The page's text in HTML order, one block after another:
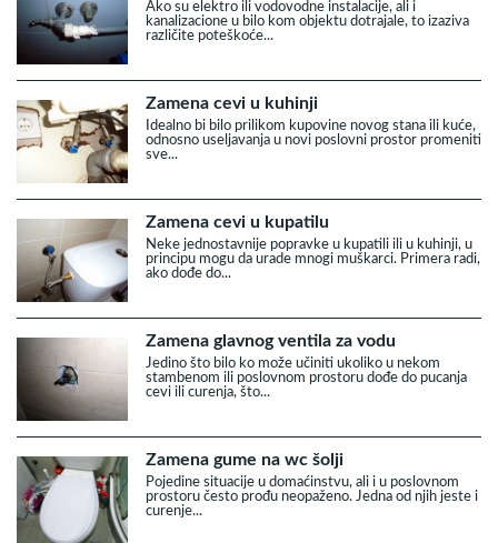
Ako su elektro ili vodovodne instalacije, ali i
kanalizacione u bilo kom objektu dotrajale, to izaziva
različite poteškoće...
Zamena cevi u kuhinji
Idealno bi bilo prilikom kupovine novog stana ili kuće,
odnosno useljavanja u novi poslovni prostor promeniti
sve...
Zamena cevi u kupatilu
Neke jednostavnije popravke u kupatili ili u kuhinji, u
principu mogu da urade mnogi muškarci. Primera radi,
ako dođe do...
Zamena glavnog ventila za vodu
Jedino što bilo ko može učiniti ukoliko u nekom
stambenom ili poslovnom prostoru dođe do pucanja
cevi ili curenja, što...
Zamena gume na wc šolji
Pojedine situacije u domaćinstvu, ali i u poslovnom
prostoru često prođu neopaženo. Jedna od njih jeste i
curenje...